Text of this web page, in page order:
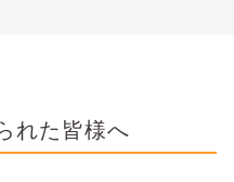
れた皆様へ